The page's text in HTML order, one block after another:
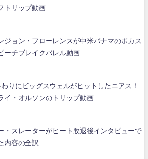
トリップ動画
ジョン・フローレンスが中米パナマのボカス
ーチブレイクバレル動画
りにビッグスウェルがヒットしたニアス！
イ・オルソンのトリップ動画
・スレーターがヒート敗退後インタビューで
内容の全訳